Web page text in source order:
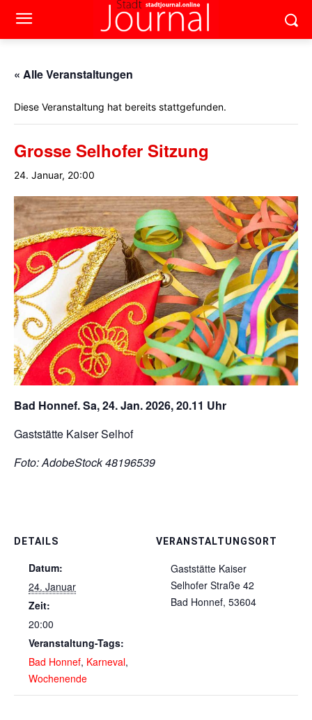
« Alle Veranstaltungen
Diese Veranstaltung hat bereits stattgefunden.
Grosse Selhofer Sitzung
24. Januar, 20:00
Bad Honnef. Sa, 24. Jan. 2026, 20.11 Uhr
Gaststätte Kaiser Selhof
Foto: AdobeStock 48196539
DETAILS
Datum:
24. Januar
Zeit:
20:00
Veranstaltung-Tags:
Bad Honnef, Karneval,
Wochenende
VERANSTALTUNGSORT
Gaststätte Kaiser
Selhofer Straße 42
Bad Honnef, 53604